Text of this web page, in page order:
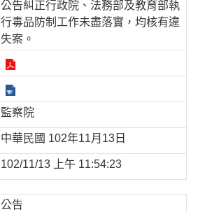
公告糾正行政院、法務部及教育部執
行毒品防制工作未盡落實，均核有違
失案。
監察院
中華民國 102年11月13日
102/11/13 上午 11:54:23
公告